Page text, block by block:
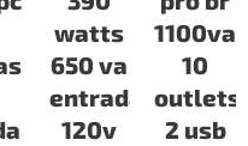
watts
650 va
entrada
120v
1100va
10
outlets
2 usb